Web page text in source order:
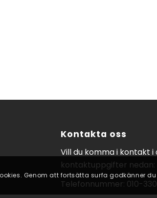
Kontakta oss
Vill du komma i kontakt i
kontaktuppgifter nedan:
Telefonnummer: 010-
Genom att fortsätta surfa godkänner du